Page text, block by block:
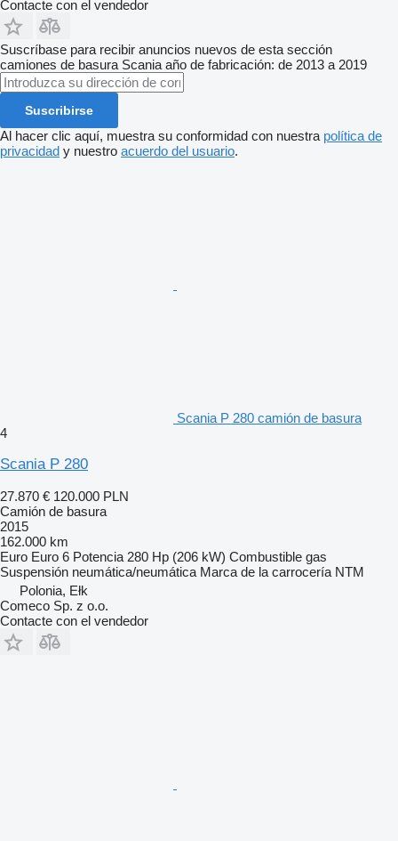
Contacte con el vendedor
Suscríbase para recibir anuncios nuevos de esta sección
camiones de basura Scania año de fabricación: de 2013 a 2019
Suscribirse
Al hacer clic aquí, muestra su conformidad con nuestra política de
privacidad y nuestro acuerdo del usuario.
Scania P 280 camión de basura
4
Scania P 280
27.870 € 120.000 PLN
Camión de basura
2015
162.000 km
Euro Euro 6 Potencia 280 Hp (206 kW) Combustible gas
Suspensión neumática/neumática Marca de la carrocería NTM
Polonia, Ełk
Comeco Sp. z o.o.
Contacte con el vendedor